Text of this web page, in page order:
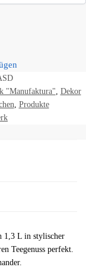
"Manufaktura", Dekor
, Produkte
1,3 L in stylischer
Teegenuss perfekt.